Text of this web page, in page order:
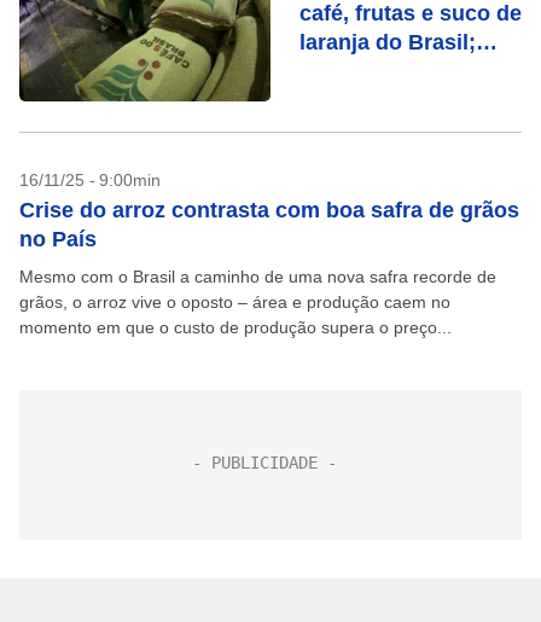
café, frutas e suco de
laranja do Brasil;
16/11/25 - 9:00min
Crise do arroz contrasta com boa safra de grãos
no País
Mesmo com o Brasil a caminho de uma nova safra recorde de
grãos, o arroz vive o oposto – área e produção caem no
momento em que o custo de produção supera o preço...